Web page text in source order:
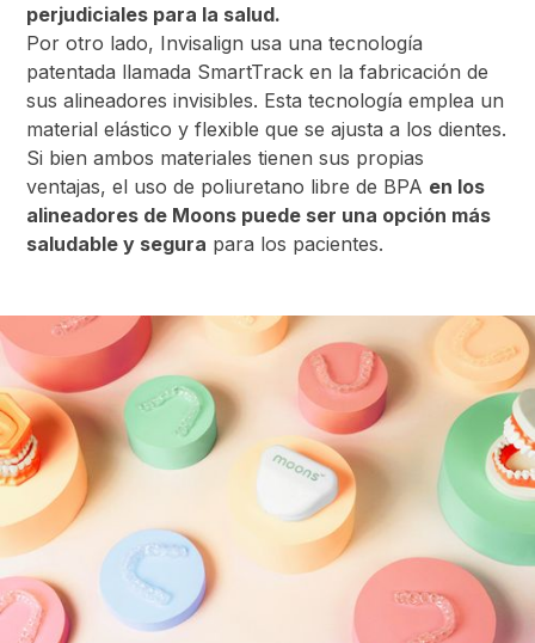
perjudiciales para la salud.
Por otro lado, Invisalign usa una tecnología
patentada llamada SmartTrack en la fabricación de
sus alineadores invisibles. Esta tecnología emplea un
material elástico y flexible que se ajusta a los dientes.
Si bien ambos materiales tienen sus propias
ventajas, el uso de poliuretano libre de BPA en los
alineadores de Moons puede ser una opción más
saludable y segura para los pacientes.